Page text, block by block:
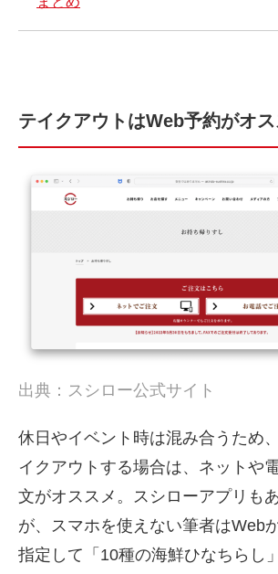
テイクアウトはWeb予約がオス
出典：スシロー公式サイト
休日やイベント時は混み合うため
イクアウトする場合は、ネットや
文がオススメ。スシローアプリも
が、スマホを使えない筆者はWeb
指定して「10種の海鮮ひなちらし